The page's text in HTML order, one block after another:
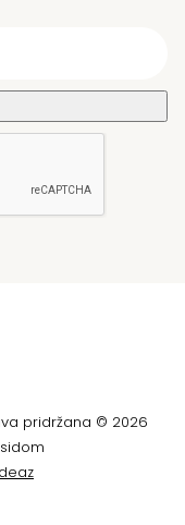
pridržana © 2026